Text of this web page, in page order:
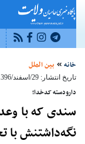
خانه بین الملل
تاریخ انتشار: 29/اسفند/1396 - 11:05
دارودسته کدخدا؛
سندی که با
نگه‌داشتنش